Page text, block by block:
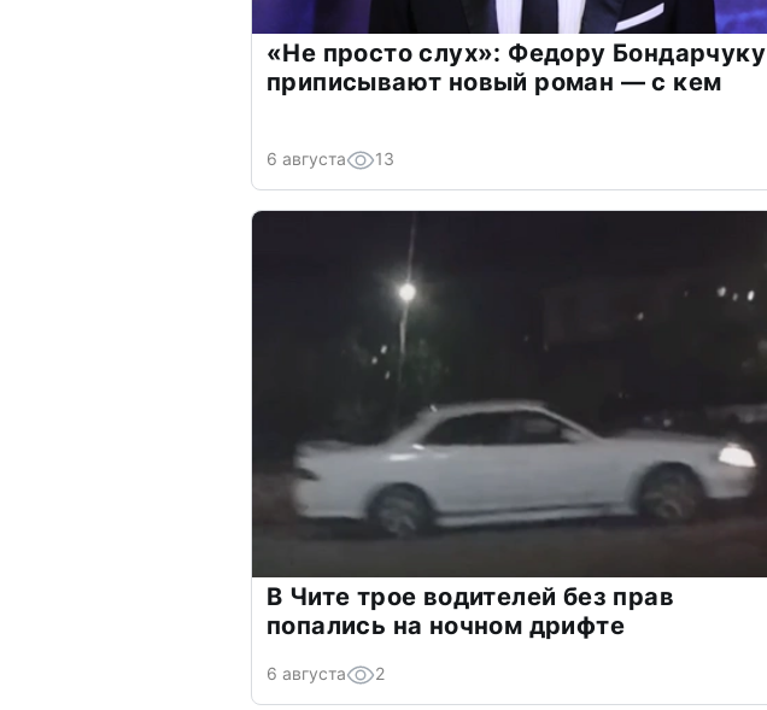
«Не просто слух»: Федору Бондарчуку
приписывают новый роман — с кем
6 августа 13
В Чите трое водителей без прав
попались на ночном дрифте
6 августа 2